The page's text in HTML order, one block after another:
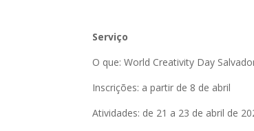
Serviço
O que: World Creativity Day
Inscrições: a partir de 8 de abril
Atividades: de 21 a 23 de abril de